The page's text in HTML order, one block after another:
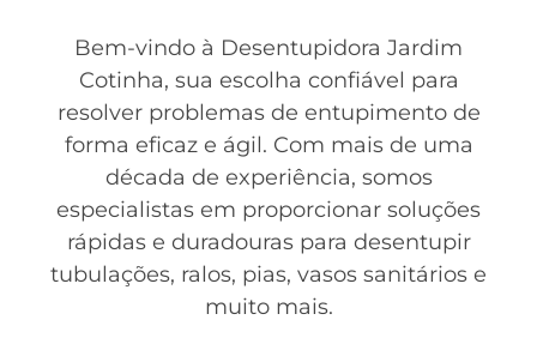
Bem-vindo à Desentupidora Jardim
Cotinha, sua escolha confiável para
resolver problemas de entupimento de
forma eficaz e ágil. Com mais de uma
década de experiência, somos
especialistas em proporcionar soluções
rápidas e duradouras para desentupir
tubulações, ralos, pias, vasos sanitários e
muito mais.